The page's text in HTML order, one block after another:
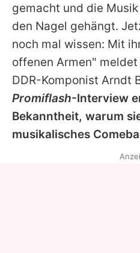
gemacht und die Musik
den Nagel gehängt.
noch mal wissen: Mit
offenen Armen"
DDR-Komponist Arndt
Promiflash-Interview
Bekanntheit, warum
musikalisches